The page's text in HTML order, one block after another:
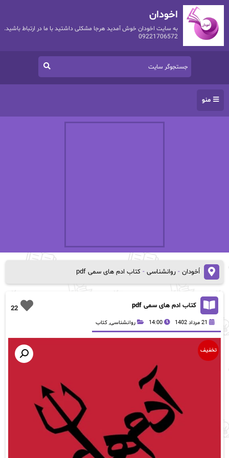
اخودان
به سایت اخودان خوش آمدید هرجا مشکلی داشتید با ما در ارتباط باشید.
09221706572
منو
اُخودان- روانشناسی- کتاب ادم های سمی pdf
22 کتاب ادم های سمی pdf
21 مرداد 1402 14:00 روانشناسی, کتاب
تخفیف